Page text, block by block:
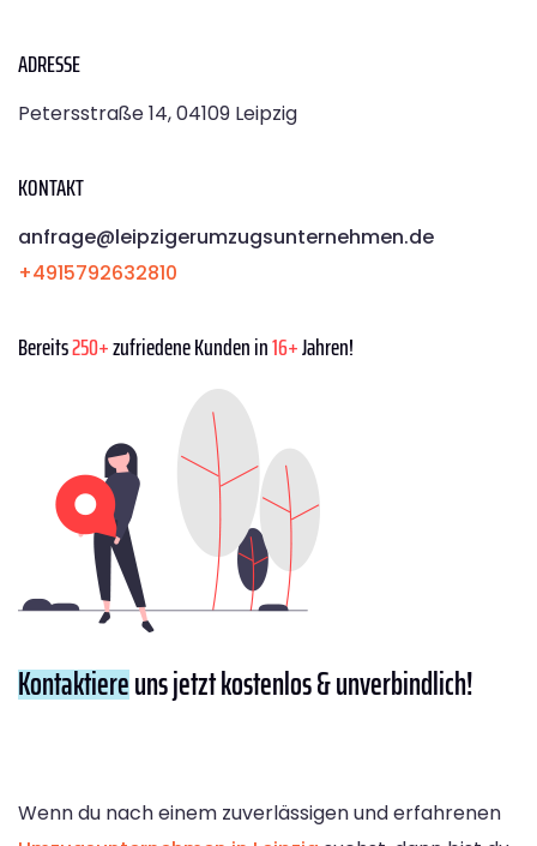
ADRESSE
Petersstraße 14, 04109 Leipzig
KONTAKT
anfrage@leipzigerumzugsunternehmen.de
+4915792632810
Bereits250+zufriedene Kunden in16+Jahren!
Kontaktiereuns jetzt kostenlos & unverbindlich!
Wenn du nach einem zuverlässigen und erfahrenen